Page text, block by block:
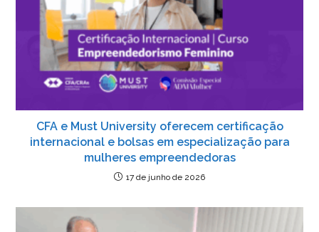
CFA e Must University oferecem certificação
internacional e bolsas em especialização para
mulheres empreendedoras
17 de junho de 2026